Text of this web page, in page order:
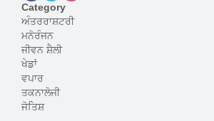
Category
ਅੰਤਰਰਾਸ਼ਟਰੀ
ਮਨੋਰੰਜਨ
ਜੀਵਨ ਸ਼ੈਲੀ
ਖੇਡਾਂ
ਵਪਾਰ
ਤਕਨਾਲੋਜੀ
ਜੋਤਿਸ਼